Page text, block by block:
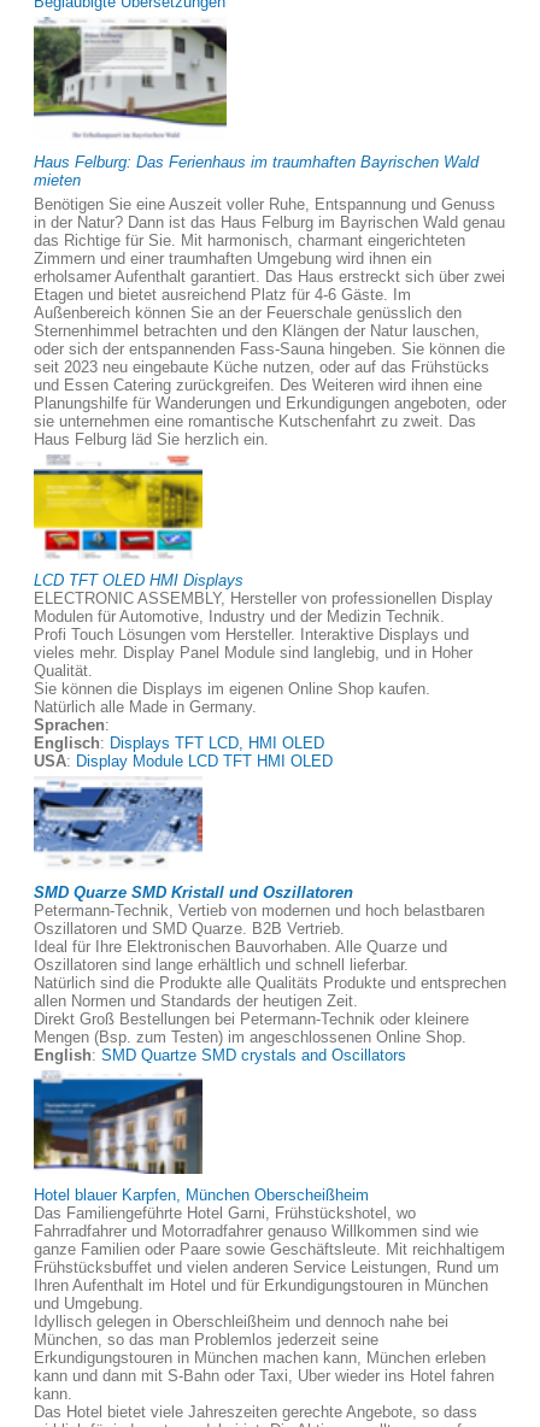
Haus Felburg: Das Ferienhaus im traumhaften Bayrischen Wald
mieten
Benötigen Sie eine Auszeit voller Ruhe, Entspannung und Genuss
in der Natur? Dann ist das Haus Felburg im Bayrischen Wald genau
das Richtige für Sie. Mit harmonisch, charmant eingerichteten
Zimmern und einer traumhaften Umgebung wird ihnen ein
erholsamer Aufenthalt garantiert. Das Haus erstreckt sich über zwei
Etagen und bietet ausreichend Platz für 4-6 Gäste. Im
Außenbereich können Sie an der Feuerschale genüsslich den
Sternenhimmel betrachten und den Klängen der Natur lauschen,
oder sich der entspannenden Fass-Sauna hingeben. Sie können die
seit 2023 neu eingebaute Küche nutzen, oder auf das Frühstücks
und Essen Catering zurückgreifen. Des Weiteren wird ihnen eine
Planungshilfe für Wanderungen und Erkundigungen angeboten, oder
sie unternehmen eine romantische Kutschenfahrt zu zweit. Das
Haus Felburg läd Sie herzlich ein.
LCD TFT OLED HMI Displays
ELECTRONIC ASSEMBLY, Hersteller von professionellen Display
Modulen für Automotive, Industry und der Medizin Technik.
Profi Touch Lösungen vom Hersteller. Interaktive Displays und
vieles mehr. Display Panel Module sind langlebig, und in Hoher
Qualität.
Sie können die Displays im eigenen Online Shop kaufen.
Natürlich alle Made in Germany.
Sprachen:
Englisch: Displays TFT LCD, HMI OLED
USA: Display Module LCD TFT HMI OLED
SMD Quarze SMD Kristall und Oszillatoren
Petermann-Technik, Vertieb von modernen und hoch belastbaren
Oszillatoren und SMD Quarze. B2B Vertrieb.
Ideal für Ihre Elektronischen Bauvorhaben. Alle Quarze und
Oszillatoren sind lange erhältlich und schnell lieferbar.
Natürlich sind die Produkte alle Qualitäts Produkte und entsprechen
allen Normen und Standards der heutigen Zeit.
Direkt Groß Bestellungen bei Petermann-Technik oder kleinere
Mengen (Bsp. zum Testen) im angeschlossenen Online Shop.
English: SMD Quartze SMD crystals and Oscillators
Hotel blauer Karpfen, München Oberscheißheim
Das Familiengeführte Hotel Garni, Frühstückshotel, wo
Fahrradfahrer und Motorradfahrer genauso Willkommen sind wie
ganze Familien oder Paare sowie Geschäftsleute. Mit reichhaltigem
Frühstücksbuffet und vielen anderen Service Leistungen, Rund um
Ihren Aufenthalt im Hotel und für Erkundigungstouren in München
und Umgebung.
Idyllisch gelegen in Oberschleißheim und dennoch nahe bei
München, so das man Problemlos jederzeit seine
Erkundigungstouren in München machen kann, München erleben
kann und dann mit S-Bahn oder Taxi, Uber wieder ins Hotel fahren
kann.
Das Hotel bietet viele Jahreszeiten gerechte Angebote, so dass